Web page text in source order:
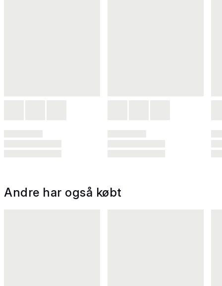
Andre har også købt